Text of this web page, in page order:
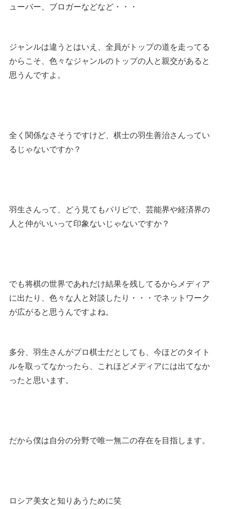
ューバー、ブロガーなどなど・・・
ジャンルは違うとはいえ、全員がトップの道を走ってる
からこそ、色々なジャンルのトップの人と親交があると
思うんですよ。
全く関係なさそうですけど、棋士の羽生善治さんってい
るじゃないですか？
羽生さんって、どう見てもパリピで、芸能界や経済界の
人と仲がいいって印象ないじゃないですか？
でも将棋の世界であれだけ結果を残してるからメディア
に出たり、色々な人と対談したり・・・でネットワーク
が広がると思うんですよね。
多分、羽生さんがプロ棋士だとしても、今ほどのタイト
ルを取ってなかったら、これほどメディアには出てなか
ったと思います。
だから僕は自分の分野で唯一無二の存在を目指します。
ロシア美女と知りあうために笑